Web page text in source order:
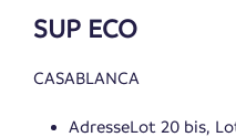
SUP ECO
CASABLANCA
AdresseLot 20 bis,